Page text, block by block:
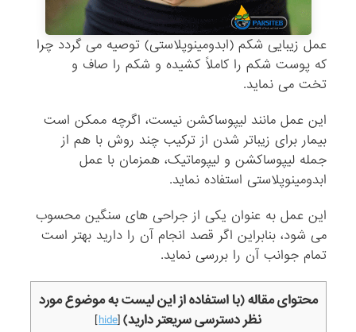
عمل زیبایی شکم (ابدومینوپلاستی) توصیه می گردد چرا
که پوست شکم را کاملاً کشیده و شکم را صاف و
تخت می نماید.
این عمل مانند لیپوساکشن نیست، اگرچه ممکن است
بیمار برای زیباتر شدن از ترکیب چند روش با هم از
جمله لیپوساکشن و لیپوماتیک، همزمان با عمل
ابدومینوپلاستی استفاده نماید.
این عمل به عنوان یکی از جراحی های سنگین محسوب
می شود، بنابراین اگر قصد انجام آن را دارید بهتر است
تمام جوانب آن را بررسی نماید.
محتوای مقاله (با استفاده از این لیست به موضوع مورد
نظر دسترسی سریعتر دارید)[
hide
]